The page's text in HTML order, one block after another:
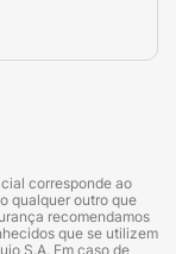
corresponde ao
qualquer outro que
recomendamos
que se utilizem
S.A. Em caso de